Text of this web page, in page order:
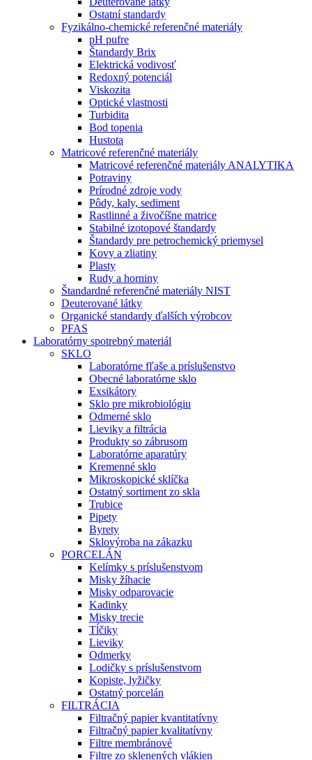
Ostatní standardy
Fyzikálno-chemické referenčné materiály
pH pufre
Štandardy Brix
Elektrická vodivosť
Redoxný potenciál
Viskozita
Optické vlastnosti
Turbidita
Bod topenia
Hustota
Matricové referenčné materiály
Matricové referenčné materiály ANALYTIKA
Potraviny
Prírodné zdroje vody
Pôdy, kaly, sediment
Rastlinné a živočíšne matrice
Stabilné izotopové štandardy
Štandardy pre petrochemický priemysel
Kovy a zliatiny
Plasty
Rudy a horniny
Štandardné referenčné materiály NIST
Deuterované látky
Organické standardy ďalších výrobcov
PFAS
Laboratórny spotrebný materiál
SKLO
Laboratórne fľaše a príslušenstvo
Obecné laboratórne sklo
Exsikátory
Sklo pre mikrobiológiu
Odmerné sklo
Lieviky a filtrácia
Produkty so zábrusom
Laboratórne aparatúry
Kremenné sklo
Mikroskopické sklíčka
Ostatný sortiment zo skla
Trubice
Pipety
Byrety
Sklovýroba na zákazku
PORCELÁN
Kelímky s príslušenstvom
Misky žíhacie
Misky odparovacie
Kadinky
Misky trecie
Tĺčiky
Lieviky
Odmerky
Lodičky s príslušenstvom
Kopiste, lyžičky
Ostatný porcelán
FILTRÁCIA
Filtračný papier kvantitatívny
Filtračný papier kvalitatívny
Filtre membránové
Filtre zo sklenených vlákien